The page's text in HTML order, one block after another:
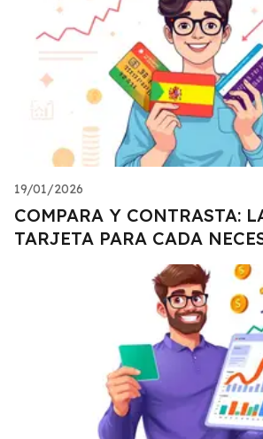
19/01/2026
COMPARA Y CONTRASTA:
TARJETA PARA CADA